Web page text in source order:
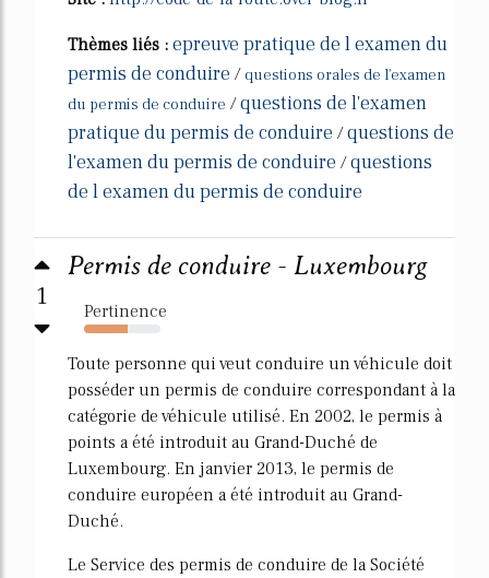
Thèmes liés : epreuve pratique de l examen du
permis de conduire / questions orales de l'examen
du permis de conduire /questions de l'examen
pratique du permis de conduire /questions de
l'examen du permis de conduire /questions
de l examen du permis de conduire
1
Permis de conduire - Luxembourg
Pertinence
57%
Toute personne qui veut conduire un véhicule doit
posséder un permis de conduire correspondant à la
catégorie de véhicule utilisé. En 2002, le permis à
points a été introduit au Grand-Duché de
Luxembourg. En janvier 2013, le permis de
conduire européen a été introduit au Grand-
Duché.
Le Service des permis de conduire de la Société